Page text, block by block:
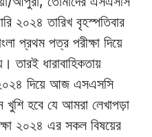
২০২৪ তারিখ বৃহস্পতিবার
প্রথম পত্র পরীক্ষা দিয়ে
ধারাবাহিকতায়
২০২৪ দিয়ে আজ এসএসসি
হবে যে আমরা লেখাপড়া
২০২৪ এর সকল বিষয়ের